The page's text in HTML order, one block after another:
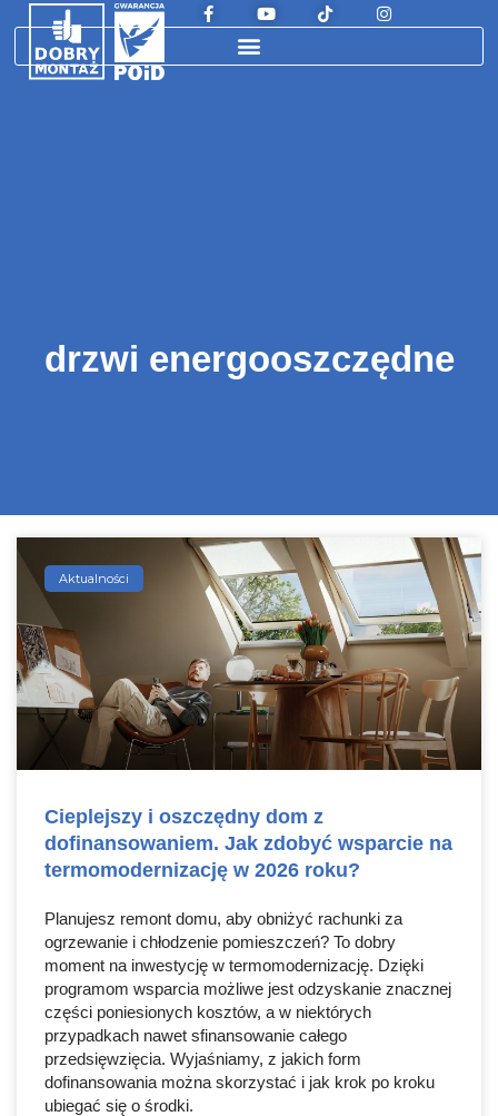
drzwi energooszczędne
Aktualności
Cieplejszy i oszczędny dom z
dofinansowaniem. Jak zdobyć wsparcie na
termomodernizację w 2026 roku?
Planujesz remont domu, aby obniżyć rachunki za
ogrzewanie i chłodzenie pomieszczeń? To dobry
moment na inwestycję w termomodernizację. Dzięki
programom wsparcia możliwe jest odzyskanie znacznej
części poniesionych kosztów, a w niektórych
przypadkach nawet sfinansowanie całego
przedsięwzięcia. Wyjaśniamy, z jakich form
dofinansowania można skorzystać i jak krok po kroku
ubiegać się o środki.